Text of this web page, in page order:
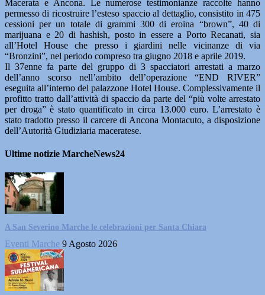
Macerata e Ancona. Le numerose testimonianze raccolte hanno
permesso di ricostruire l’esteso spaccio al dettaglio, consistito in 475
cessioni per un totale di grammi 300 di eroina “brown”, 40 di
marijuana e 20 di hashish, posto in essere a Porto Recanati, sia
all’Hotel House che presso i giardini nelle vicinanze di via
“Bronzini”, nel periodo compreso tra giugno 2018 e aprile 2019.
Il 37enne fa parte del gruppo di 3 spacciatori arrestati a marzo
dell’anno scorso nell’ambito dell’operazione “END RIVER”
eseguita all’interno del palazzone Hotel House. Complessivamente il
profitto tratto dall’attività di spaccio da parte del “più volte arrestato
per droga” è stato quantificato in circa 13.000 euro. L’arrestato è
stato tradotto presso il carcere di Ancona Montacuto, a disposizione
dell’Autorità Giudiziaria maceratese.
Ultime notizie MarcheNews24
A San Severino Marche le celebrazioni per Santa Chiara
Eventi Marche 9 Agosto 2026